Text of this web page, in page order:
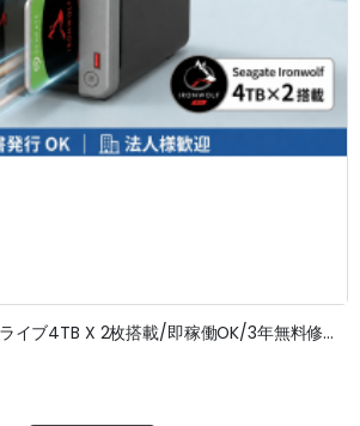
T-262A-4G-IR8T/ドライブ4TB X 2枚搭載/即稼働OK/3年無料修理保証